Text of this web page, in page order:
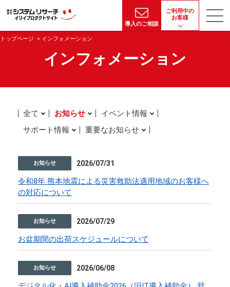
導入のご相談
ご利用中の
お客様
トップページ インフォメーション
インフォメーション
全て お知らせ
イベント情報
サポート情報
重要なお知らせ
お知らせ 2026/07/31
令和8年 熊本地震による災害救助法適用地域のお客様へ
の対応について
お知らせ 2026/07/29
お盆期間の出荷スケジュールについて
お知らせ 2026/06/08